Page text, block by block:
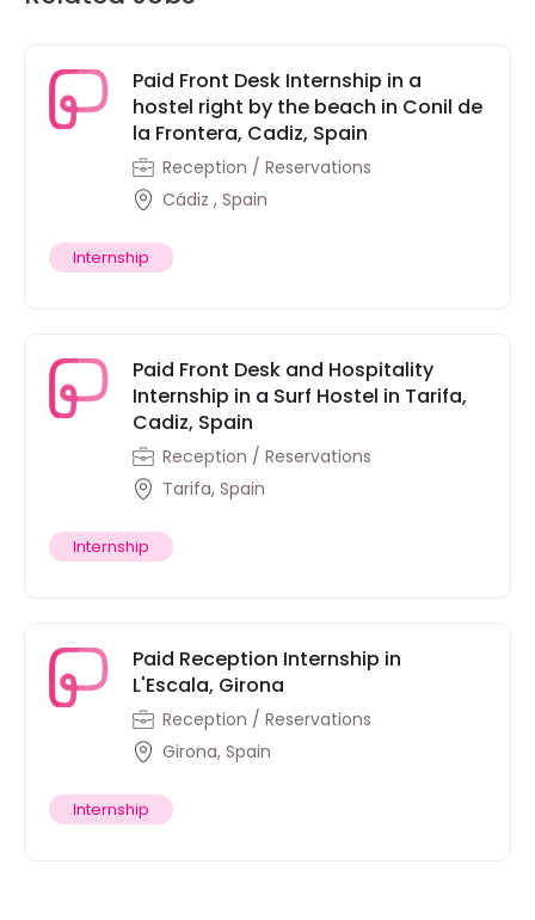
Paid Front Desk Internship in a
hostel right by the beach in Conil de
la Frontera, Cadiz, Spain
Reception / Reservations
Cádiz , Spain
Internship
Paid Front Desk and Hospitality
Internship in a Surf Hostel in Tarifa,
Cadiz, Spain
Reception / Reservations
Tarifa, Spain
Internship
Paid Reception Internship in
L'Escala, Girona
Reception / Reservations
Girona, Spain
Internship